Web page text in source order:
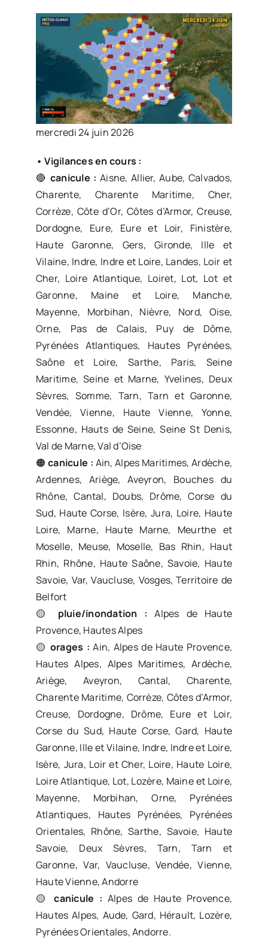
mercredi 24 juin 2026
• Vigilances en cours :
🔴 canicule : Aisne, Allier, Aube, Calvados,
Charente, Charente Maritime, Cher,
Corrèze, Côte d’Or, Côtes d’Armor, Creuse,
Dordogne, Eure, Eure et Loir, Finistère,
Haute Garonne, Gers, Gironde, Ille et
Vilaine, Indre, Indre et Loire, Landes, Loir et
Cher, Loire Atlantique, Loiret, Lot, Lot et
Garonne, Maine et Loire, Manche,
Mayenne, Morbihan, Nièvre, Nord, Oise,
Orne, Pas de Calais, Puy de Dôme,
Pyrénées Atlantiques, Hautes Pyrénées,
Saône et Loire, Sarthe, Paris, Seine
Maritime, Seine et Marne, Yvelines, Deux
Sèvres, Somme, Tarn, Tarn et Garonne,
Vendée, Vienne, Haute Vienne, Yonne,
Essonne, Hauts de Seine, Seine St Denis,
Val de Marne, Val d’Oise
🟠canicule : Ain, Alpes Maritimes, Ardèche,
Ardennes, Ariège, Aveyron, Bouches du
Rhône, Cantal, Doubs, Drôme, Corse du
Sud, Haute Corse, Isère, Jura, Loire, Haute
Loire, Marne, Haute Marne, Meurthe et
Moselle, Meuse, Moselle, Bas Rhin, Haut
Rhin, Rhône, Haute Saône, Savoie, Haute
Savoie, Var, Vaucluse, Vosges, Territoire de
Belfort
🟡 pluie/inondation : Alpes de Haute
Provence, Hautes Alpes
🟡 orages : Ain, Alpes de Haute Provence,
Hautes Alpes, Alpes Maritimes, Ardèche,
Ariège, Aveyron, Cantal, Charente,
Charente Maritime, Corrèze, Côtes d’Armor,
Creuse, Dordogne, Drôme, Eure et Loir,
Corse du Sud, Haute Corse, Gard, Haute
Garonne, Ille et Vilaine, Indre, Indre et Loire,
Isère, Jura, Loir et Cher, Loire, Haute Loire,
Loire Atlantique, Lot, Lozère, Maine et Loire,
Mayenne, Morbihan, Orne, Pyrénées
Atlantiques, Hautes Pyrénées, Pyrénées
Orientales, Rhône, Sarthe, Savoie, Haute
Savoie, Deux Sèvres, Tarn, Tarn et
Garonne, Var, Vaucluse, Vendée, Vienne,
Haute Vienne, Andorre
🟡canicule : Alpes de Haute Provence,
Hautes Alpes, Aude, Gard, Hérault, Lozère,
Pyrénées Orientales, Andorre.